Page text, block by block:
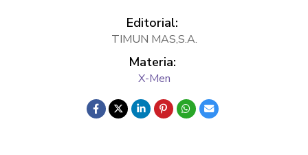
Editorial:
TIMUN MAS,S.A.
Materia:
X-Men